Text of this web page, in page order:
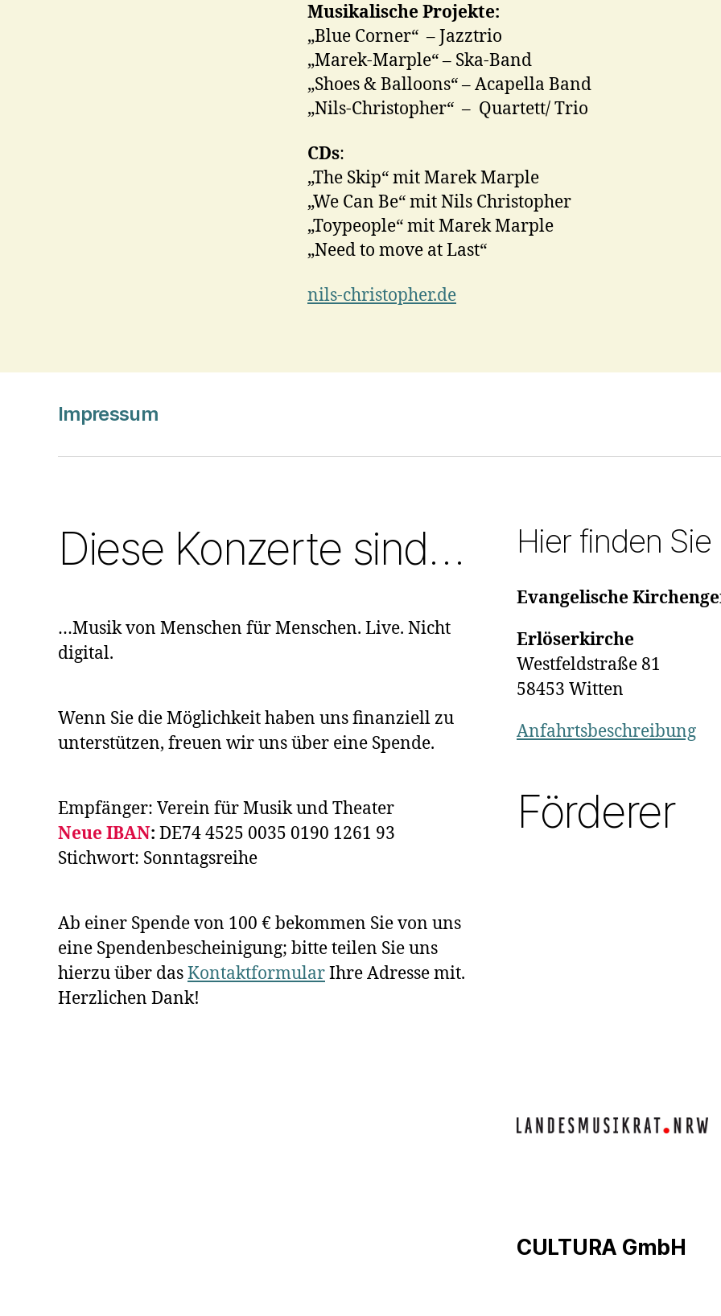
Musikalische Projekte:
„Blue Corner“ – Jazztrio
„Marek-Marple“ – Ska-Band
„Shoes & Balloons“ – Acapella Band
„Nils-Christopher“ – Quartett/ Trio
CDs:
„The Skip“ mit Marek Marple
„We Can Be“ mit Nils Christopher
„Toypeople“ mit Marek Marple
„Need to move at Last“
nils-christopher.de
Impressum
Diese Konzerte sind…
…Musik von Menschen für Menschen. Live. Nicht
digital.
Wenn Sie die Möglichkeit haben uns finanziell zu
unterstützen, freuen wir uns über eine Spende.
Empfänger: Verein für Musik und Theater
Neue IBAN: DE74 4525 0035 0190 1261 93
Stichwort: Sonntagsreihe
Ab einer Spende von 100 € bekommen Sie von uns
eine Spendenbescheinigung; bitte teilen Sie uns
hierzu über dasKontaktformularIhre Adresse mit.
Herzlichen Dank!
Hier finden Sie
Evangelische
Erlöserkirche
Westfeldstraße 81
58453 Witten
Anfahrtsbeschreibung
Förderer
CULTURA GmbH